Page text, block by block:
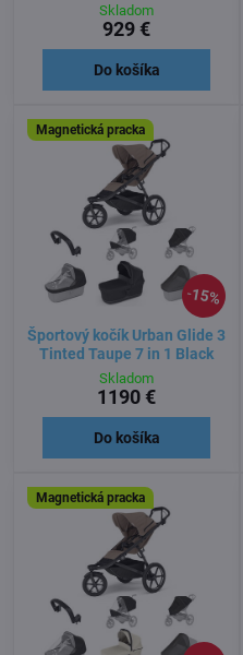
Skladom
929 €
Do košíka
15%
Magnetická pracka
Športový kočík Urban Glide 3
Tinted Taupe 7 in 1 Black
Skladom
1190 €
Do košíka
Magnetická pracka